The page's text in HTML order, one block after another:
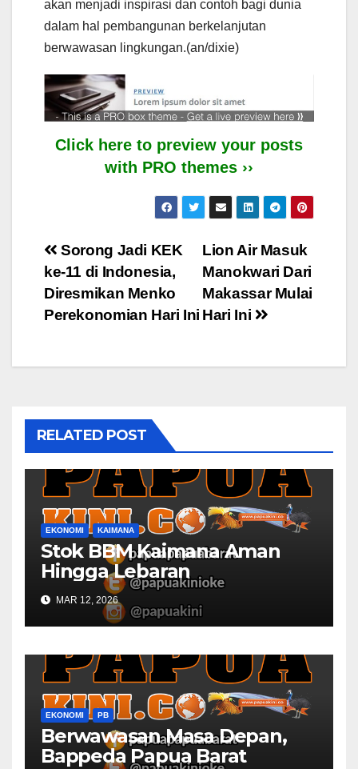
akan menjadi inspirasi dan contoh bagi dunia
dalam hal pembangunan berkelanjutan
berwawasan lingkungan.(an/dixie)
Click here to preview your posts
with PRO themes ››
Post
navigation
Lion Air Masuk
Manokwari Dari
Makassar Mulai
Hari Ini
Sorong Jadi KEK
ke-11 di Indonesia,
Diresmikan Menko
Perekonomian Hari Ini
RELATED POST
EKONOMI KAIMANA
Stok BBM Kaimana Aman
Hingga Lebaran
MAR 12, 2026
EKONOMI PB
Berwawasan Masa Depan,
Bappeda Papua Barat